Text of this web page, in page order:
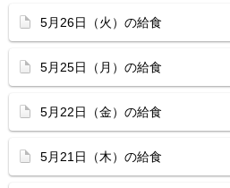
5月26日（火）の給食
5月25日（月）の給食
5月22日（金）の給食
5月21日（木）の給食